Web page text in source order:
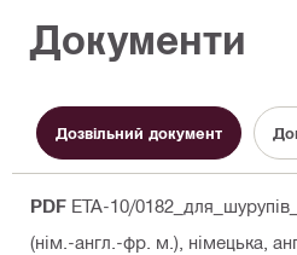
Документи
Дозвільний документ
PDF ETA-10/
(нім.-англ.-фр. м.) , німецька,